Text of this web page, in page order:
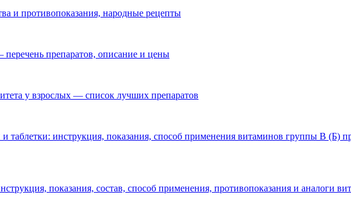
и противопоказания, народные рецепты
препаратов, описание и цены
у взрослых — список лучших препаратов
таблетки: инструкция, показания, способ применения витаминов группы B (Б)
показания, состав, способ применения, противопоказания и аналоги